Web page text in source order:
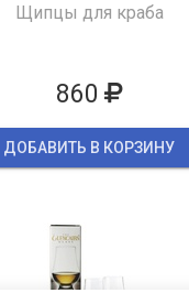
Щипцы для краба
860
ДОБАВИТЬ В КОРЗИНУ